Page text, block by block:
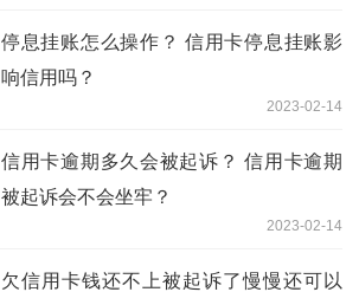
停息挂账怎么操作？ 信用卡停息挂账影
响信用吗？
2023-02-14
信用卡逾期多久会被起诉？ 信用卡逾期
被起诉会不会坐牢？
2023-02-14
欠信用卡钱还不上被起诉了慢慢还可以